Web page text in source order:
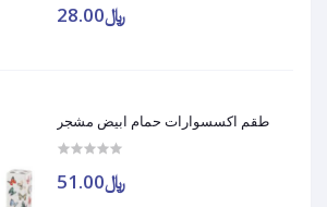
﷼28.00
طقم اكسسوارات حمام ابيض مشجر
﷼51.00